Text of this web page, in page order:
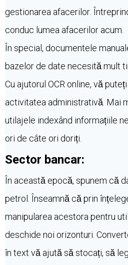
gestionarea afacerilor.
conduc lumea afacerilor acum.
În special, documentele
bazelor de date necesită mult
Cu ajutorul OCR online, vă
activitatea administrativă. Mai
utilajele indexând informațiile
ori de câte ori doriți.
Sector bancar:
În această epocă, spunem că
petrol. Înseamnă că prin
manipularea acestora pentru
deschide noi orizonturi.
în text vă ajută să stocați, să